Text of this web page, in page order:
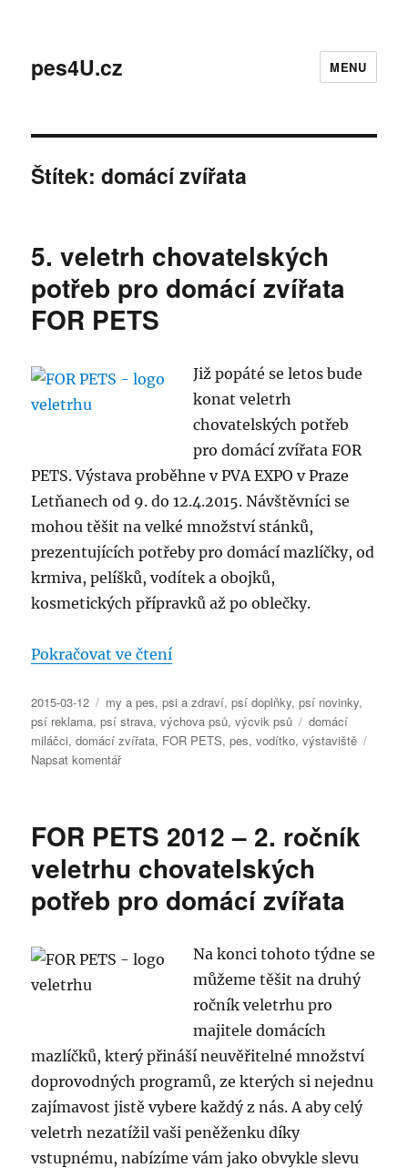
pes4U.cz MENU
Štítek:domácí zvířata
5. veletrh chovatelských
potřeb pro domácí zvířata
FOR PETS
Již popáté se letos bude
konat veletrh
chovatelských potřeb
pro domácí zvířata FOR
PETS. Výstava proběhne v PVA EXPO v Praze
Letňanech od 9. do 12.4.2015. Návštěvníci se
mohou těšit na velké množství stánků,
prezentujících potřeby pro domácí mazlíčky, od
krmiva, pelíšků, vodítek a obojků,
kosmetických přípravků až po oblečky.
Pokračovat ve čtení„5. veletrh chovatelských
Publikováno:
2015-03-12 Rubriky:
my a pes,psi a zdraví,psí doplňky,psí novinky,
psí reklama,psí strava,výchova psů,výcvik psů Štítky:
domácí
miláčci,domácí zvířata, FOR PETS,pes,vodítko,výstaviště
Napsat komentářpro
5.
chovatelských
potřeb
pro
zvířata
FOR
FOR PETS 2012 – 2. ročník
veletrhu chovatelských
potřeb pro domácí zvířata
Na konci tohoto týdne se
můžeme těšit na druhý
ročník veletrhu pro
majitele domácích
mazlíčků, který přináší neuvěřitelné množství
doprovodných programů, ze kterých si nejednu
zajímavost jistě vybere každý z nás. A aby celý
veletrh nezatížil vaši peněženku díky
vstupnému, nabízíme vám jako obvykle slevu